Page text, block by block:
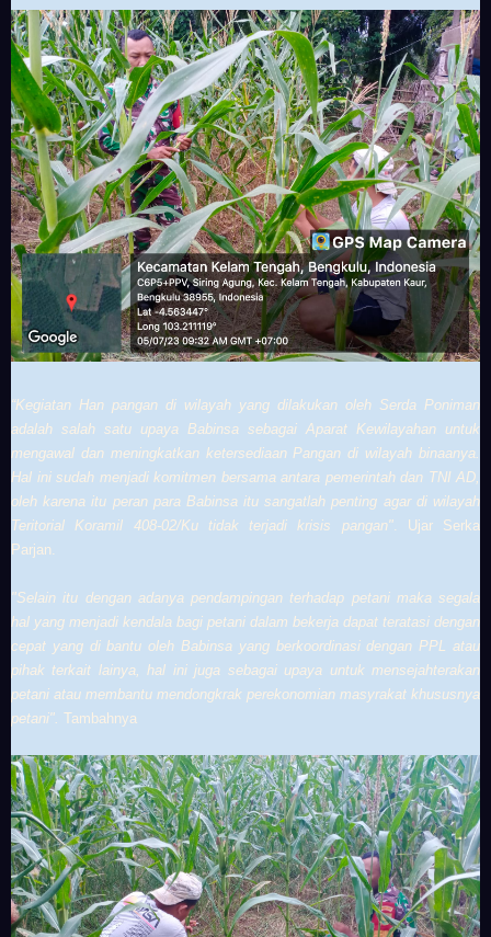
“Kegiatan Han pangan di wilayah yang dilakukan oleh Serda Poniman
adalah salah satu upaya Babinsa sebagai Aparat Kewilayahan untuk
mengawal dan meningkatkan ketersediaan Pangan di wilayah binaanya.
Hal ini sudah menjadi komitmen bersama antara pemerintah dan TNI AD,
oleh karena itu peran para Babinsa itu sangatlah penting agar di wilayah
Teritorial Koramil 408-02/Ku tidak terjadi krisis pangan". Ujar Serka
Parjan.
"Selain itu dengan adanya pendampingan terhadap petani maka segala
hal yang menjadi kendala bagi petani dalam bekerja dapat teratasi dengan
cepat yang di bantu oleh Babinsa yang berkoordinasi dengan PPL atau
pihak terkait lainya, hal ini juga sebagai upaya untuk mensejahterakan
petani atau membantu mendongkrak perekonomian masyrakat khususnya
petani". Tambahnya